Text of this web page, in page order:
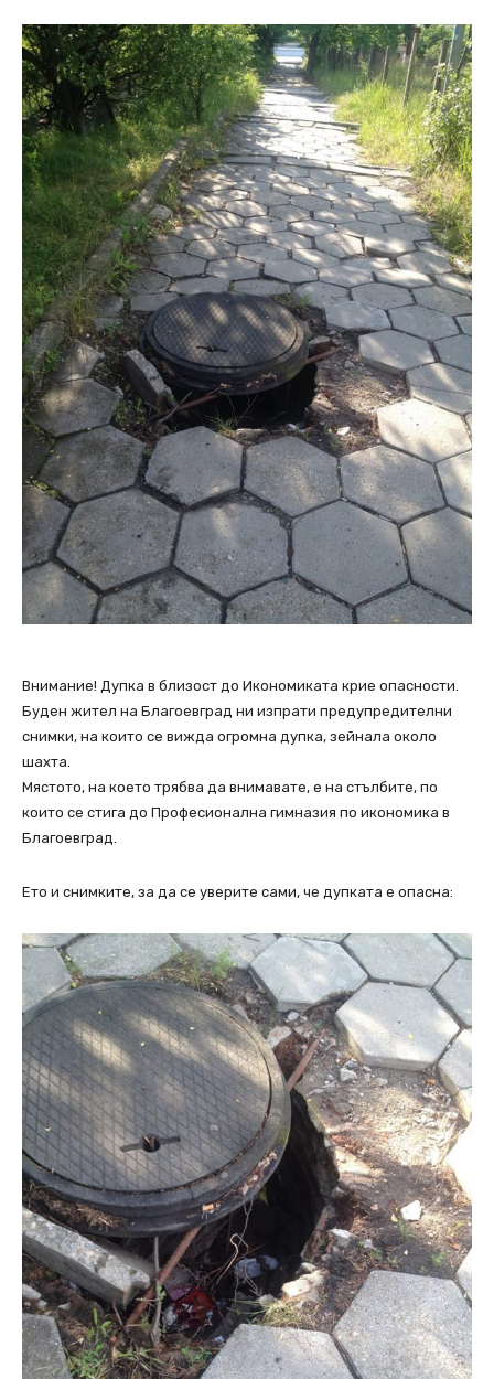
Внимание! Дупка в близост до Икономиката крие опасности.
Буден жител на Благоевград ни изпрати предупредителни
снимки, на които се вижда огромна дупка, зейнала около
шахта.
Мястото, на което трябва да внимавате, е на стълбите, по
които се стига до Професионална гимназия по икономика в
Благоевград.
Ето и снимките, за да се уверите сами, че дупката е опасна: